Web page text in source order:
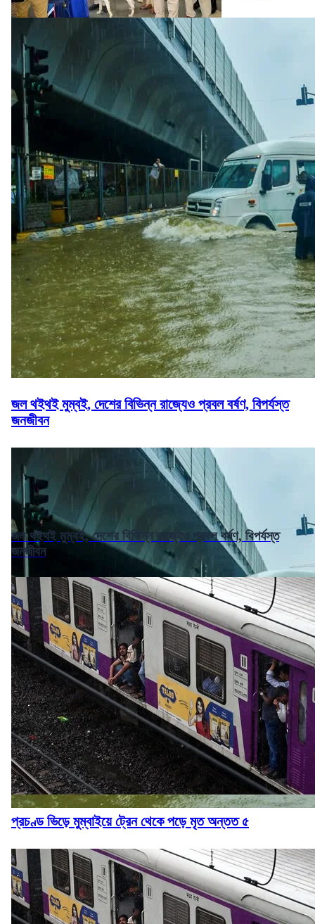
জল থইথই মুম্বই, দেশের বিভিন্ন রাজ্যেও প্রবল বর্ষণ, বিপর্যস্ত
জনজীবন
জল থইথই মুম্বই, দেশের বিভিন্ন রাজ্যেও প্রবল বর্ষণ, বিপর্যস্ত
জনজীবন
প্রচণ্ড ভিড়ে মুম্বাইয়ে ট্রেন থেকে পড়ে মৃত অন্তত ৫